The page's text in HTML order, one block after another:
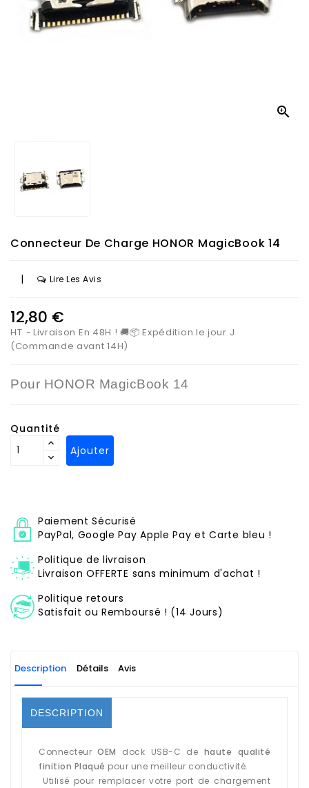

Connecteur De Charge HONOR MagicBook 14
| Lire Les Avis
12,80 €
HT
Livraison En 48H ! 🚚📦 Expédition le jour J
(Commande avant 14H)
Pour HONOR MagicBook 14
Quantité
Ajouter
Paiement Sécurisé
PayPal, Google Pay Apple Pay et Carte bleu !
Politique de livraison
Livraison OFFERTE sans minimum d'achat !
Politique retours
Satisfait ou Remboursé ! (14 Jours)
Description Détails Avis
DESCRIPTION
ConnecteurOEM dock USB-C de haute qualité
finition Plaqué pour une meilleur conductivité.
Utilisé pour remplacer votre port de chargement